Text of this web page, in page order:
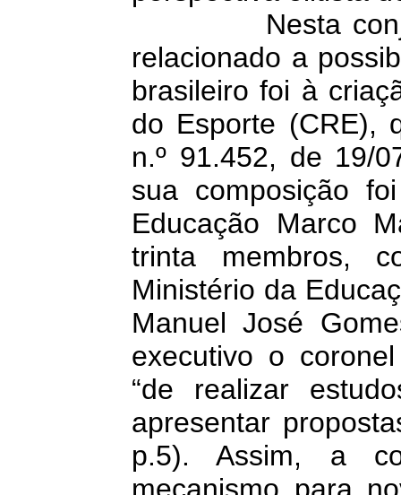
Nesta
relacionado a
brasileiro foi à
do Esporte (CRE),
n.º 91.452, de 19/
sua composição
Educação Marco
trinta membros,
Ministério da
Manuel José
executivo o
“de realizar
apresentar
p.5). Assim, a